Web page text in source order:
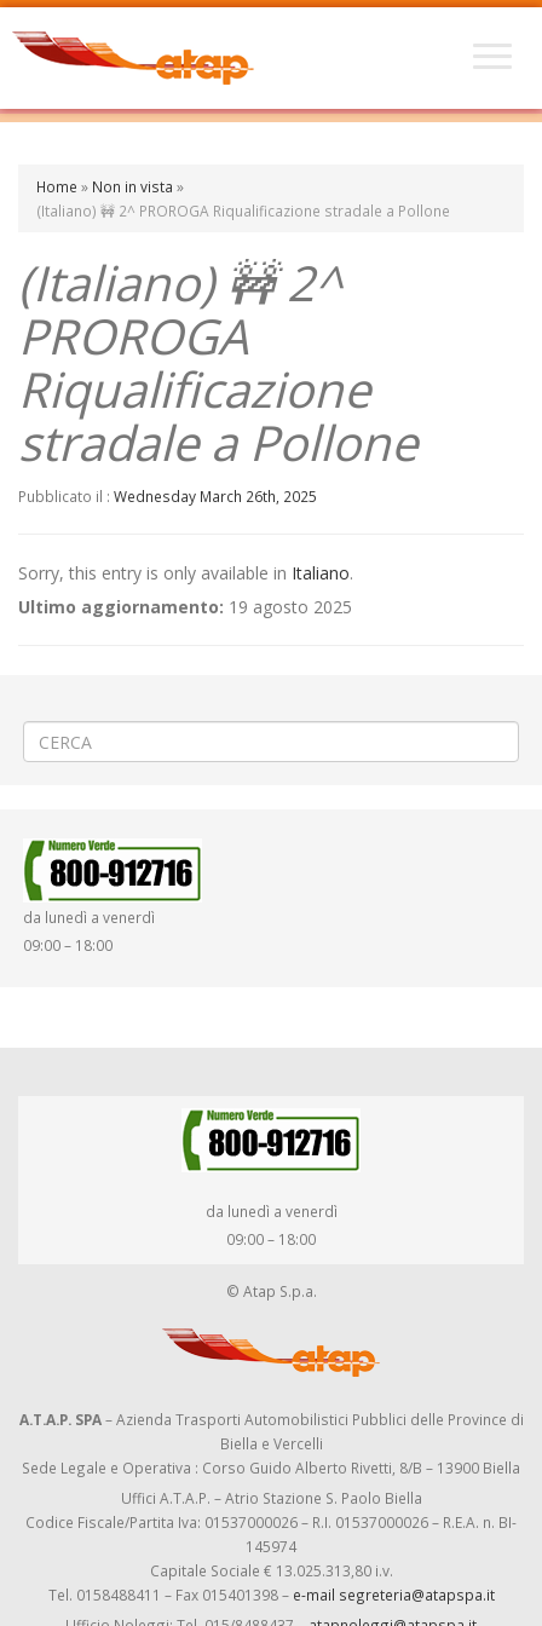
Home » Non in vista »
(Italiano) 🚧 2^ PROROGA Riqualificazione stradale a Pollone
(Italiano) 🚧 2^
PROROGA
Riqualificazione
stradale a Pollone
Pubblicato il : Wednesday March 26th, 2025
Sorry, this entry is only available in Italiano.
Ultimo aggiornamento: 19 agosto 2025
da lunedì a venerdì
09:00 – 18:00
da lunedì a venerdì
09:00 – 18:00
© Atap S.p.a.
A.T.A.P. SPA– Azienda Trasporti Automobilistici Pubblici delle Province di
Biella e Vercelli
Sede Legale e Operativa : Corso Guido Alberto Rivetti, 8/B – 13900 Biella
Uffici A.T.A.P. – Atrio Stazione S. Paolo Biella
Codice Fiscale/Partita Iva: 01537000026 – R.I. 01537000026 – R.E.A. n. BI-
145974
Capitale Sociale € 13.025.313,80 i.v.
Tel. 0158488411 – Fax 015401398 – e-mail segreteria@atapspa.it